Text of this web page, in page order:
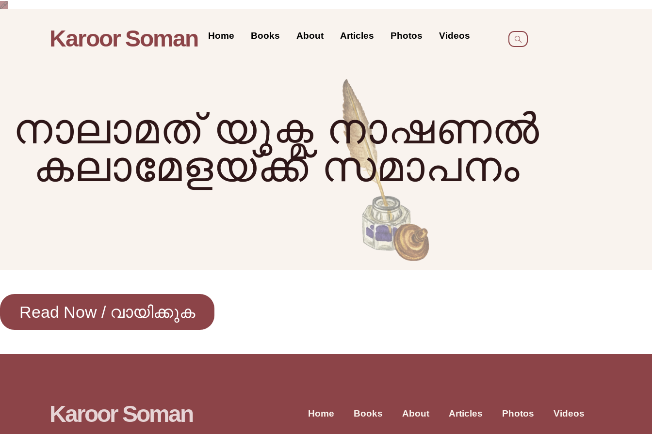
Karoor Soman Home Books About Articles Photos Videos
നാലാമത് യുക്മ നാഷണൽ
കലാമേളയ്ക്ക് സമാപനം
Read Now / വായിക്കുക
Karoor Soman Home Books About Articles Photos Videos